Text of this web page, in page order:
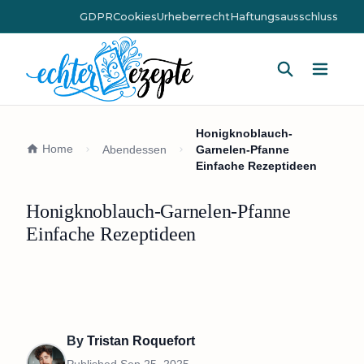
GDPRCookiesUrheberrechtHaftungsausschluss
Home Abendessen
Honigknoblauch-
Garnelen-Pfanne
Einfache Rezeptideen
Honigknoblauch-Garnelen-Pfanne
Einfache Rezeptideen
By Tristan Roquefort